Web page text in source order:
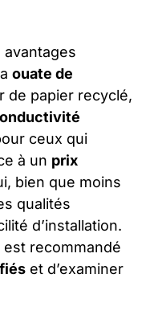
ouate de
de papier recyclé,
ceux qui
à un prix
bien que moins
qualités
d’installation.
recommandé
et d’examiner